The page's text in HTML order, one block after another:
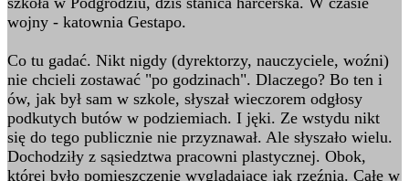
wojny - katownia Gestapo.
Co tu gadać. Nikt nigdy (dyrektorzy, nauczyciele, woźni)
nie chcieli zostawać "po godzinach". Dlaczego? Bo ten i
ów, jak był sam w szkole, słyszał wieczorem odgłosy
podkutych butów w podziemiach. I jęki. Ze wstydu nikt
się do tego publicznie nie przyznawał. Ale słyszało wielu.
Dochodziły z sąsiedztwa pracowni plastycznej. Obok,
której było pomieszczenie wyglądające jak rzeźnia. Całe w